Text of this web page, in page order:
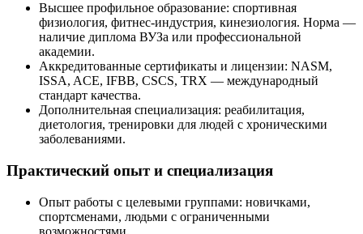
Высшее профильное образование: спортивная
физиология, фитнес-индустрия, кинезиология. Норма —
наличие диплома ВУЗа или профессиональной
академии.
Аккредитованные сертификаты и лицензии: NASM,
ISSA, ACE, IFBB, CSCS, TRX — международный
стандарт качества.
Дополнительная специализация: реабилитация,
диетология, тренировки для людей с хроническими
заболеваниями.
Практический опыт и специализация
Опыт работы с целевыми группами: новичками,
спортсменами, людьми с ограниченными
возможностями.